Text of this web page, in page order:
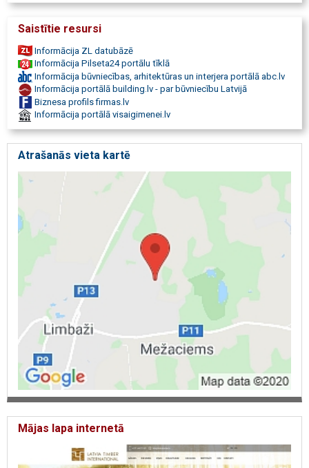
materiāli, augstspiediena impregnētā koksne, koksne, impregnētā
būvkonstrukciju materiāli, līmēti materiāli, koku skaidas, skaidu
granulas, koku skaidu granulas, taras materiāli, iepakojumu
materiāli.
Saistītie resursi
Informācija ZL datubāzē
Informācija Pilseta24 portālu tīklā
Informācija būvniecības, arhitektūras un interjera portālā abc.lv
Informācija portālā building.lv - par būvniecību Latvijā
Biznesa profils firmas.lv
Informācija portālā visaigimenei.lv
Atrašanās vieta kartē
Mājas lapa internetā